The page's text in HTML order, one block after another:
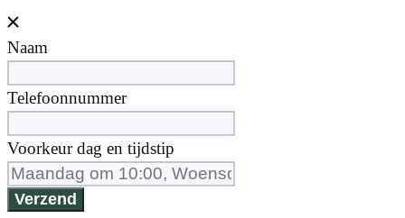
Leave
field
Naam
Telefoonnummer
Voorkeur dag en tijdstip
Verzend